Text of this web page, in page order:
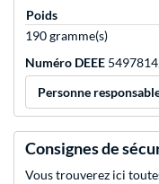
Poids
190 gramme(s)
Numéro DEEE
Personne
Consignes de
Vous trouverez ici